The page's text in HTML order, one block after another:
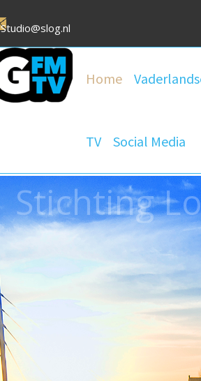
Studio@slog.nl
Home
TV Social Media
Stichting